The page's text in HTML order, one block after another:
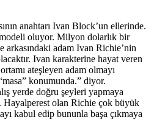
anahtarı Ivan Block’un ellerinde.
oluyor. Milyon dolarlık bir
arkasındaki adam Ivan Richie’nin
Ivan karakterine hayat veren
ateşleyen adam olmayı
konumunda.” diyor.
yerde doğru şeyleri yapmaya
Hayalperest olan Richie çok büyük
kabul edip bununla başa çıkmaya